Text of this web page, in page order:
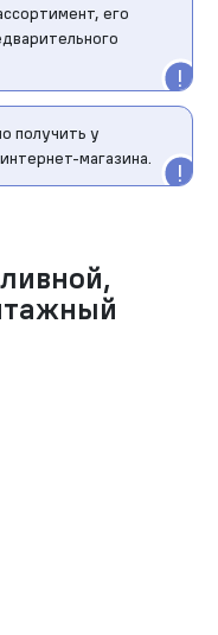
его
получить у
магазина.